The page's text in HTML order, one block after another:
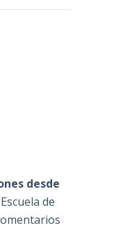
desde
de